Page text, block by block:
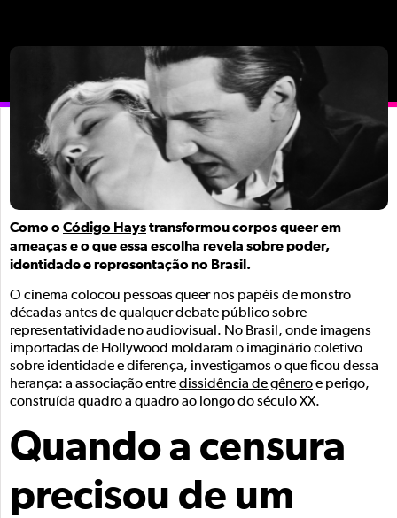
Como oCódigo Haystransformou corpos queer em
ameaças e o que essa escolha revela sobre poder,
identidade e representação no Brasil.
O cinema colocou pessoas queer nos papéis de monstro
décadas antes de qualquer debate público sobre
representatividade no audiovisual. No Brasil, onde imagens
importadas de Hollywood moldaram o imaginário coletivo
sobre identidade e diferença, investigamos o que ficou dessa
herança: a associação entredissidência de gêneroe perigo,
construída quadro a quadro ao longo do século XX.
Quando a censura
precisou de um